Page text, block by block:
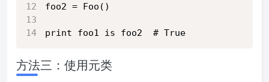
foo2 = Foo()
print foo1 is foo2  # True
方法三：使用元类